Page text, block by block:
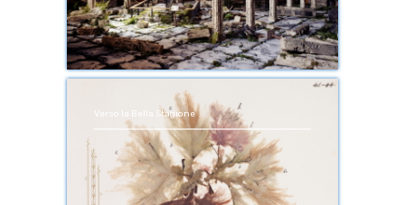
Verso la Bella Stagione